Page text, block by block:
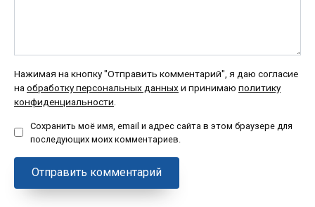
Нажимая на кнопку "Отправить комментарий", я даю согласие
на обработку персональных данныхи принимаю политику
конфиденциальности
Сохранить моё имя, email и адрес сайта в этом браузере для
последующих моих комментариев.